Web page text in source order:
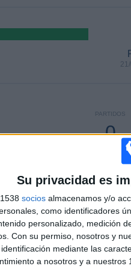
Su privacidad es
socios almacenamos y/o
como identificadores
personalizado, medición
Con su permiso, nosotros y
mediante las
a nosotros y a
PARTIDOS
0
2